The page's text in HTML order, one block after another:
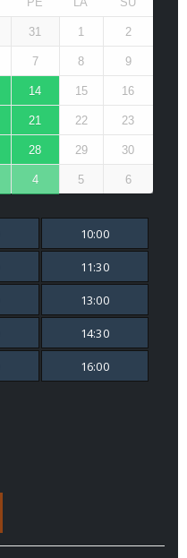
31 1 2
7 8 9
14 15 16
21 22 23
28 29 30
4 5 6
10:00
11:30
13:00
14:30
16:00